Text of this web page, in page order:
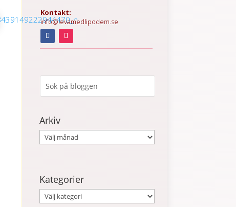
Kontakt:
info@levamedlipodem.se
Arkiv
Arkiv
Kategorier
Kategorier